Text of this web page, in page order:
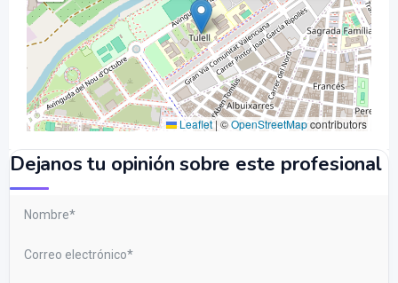
Leaflet| ©OpenStreetMapcontributors
Dejanos tu opinión sobre este profesional